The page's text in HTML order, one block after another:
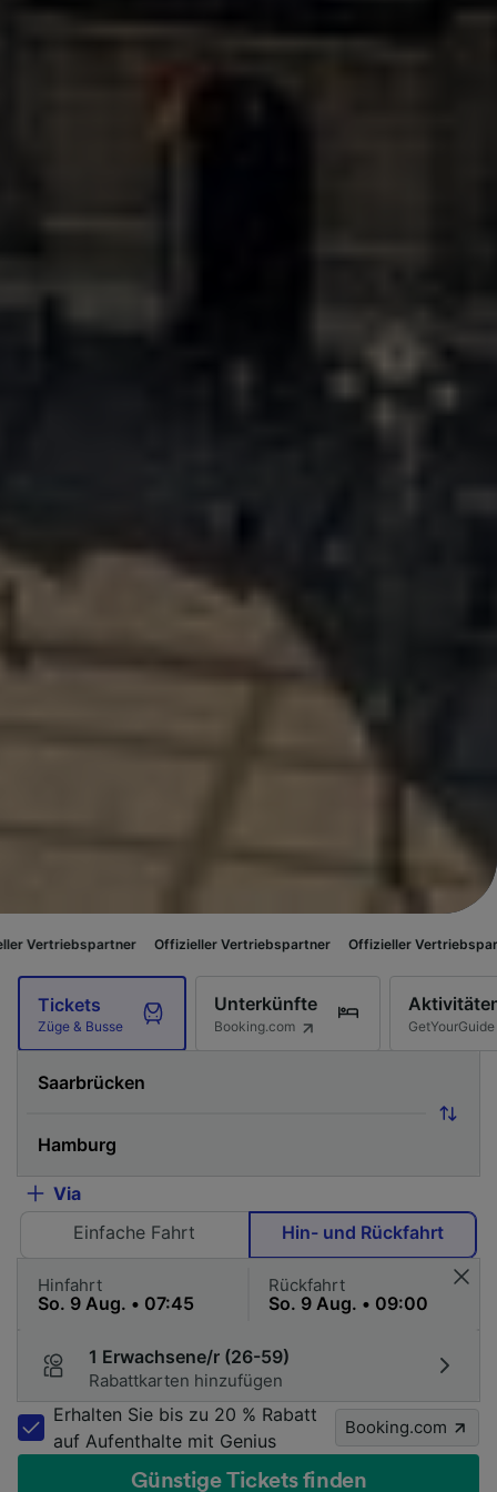
Offizieller Vertriebspartner Offizieller Vertriebspartner
Tickets
Züge & Busse
Unterkünfte
Booking.com GetYourGuide
Via
Einfache Fahrt
Hin- und Rückfahrt
Hinfahrt Rückfahrt
1 Erwachsene/r (26-59)
Rabattkarten hinzufügen
Erhalten Sie bis zu 20 % Rabatt
auf Aufenthalte mit Genius
Booking.com
Günstige Tickets finden